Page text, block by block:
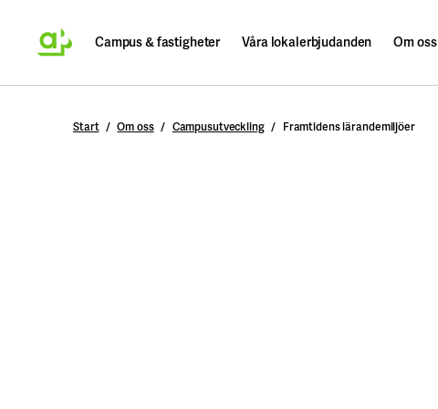
Campus & fastigheter Våra lokalerbjudanden Om oss
Sök
Start Om oss Campusutveckling Framtidens lärandemiljöer